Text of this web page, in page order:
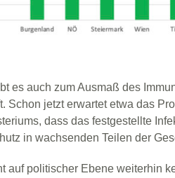
es auch zum Ausmaß des
Schon jetzt erwartet etwa das
dass das festgestellte
in wachsenden Teilen der
auf politischer Ebene weiterhin